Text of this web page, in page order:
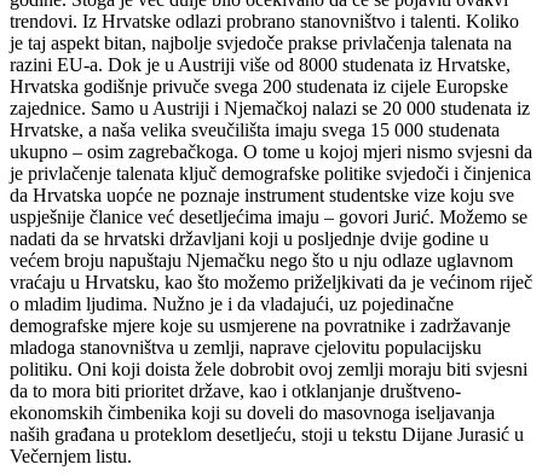
trendovi. Iz Hrvatske odlazi probrano stanovništvo i talenti. Koliko
je taj aspekt bitan, najbolje svjedoče prakse privlačenja talenata na
razini EU-a. Dok je u Austriji više od 8000 studenata iz Hrvatske,
Hrvatska godišnje privuče svega 200 studenata iz cijele Europske
zajednice. Samo u Austriji i Njemačkoj nalazi se 20 000 studenata iz
Hrvatske, a naša velika sveučilišta imaju svega 15 000 studenata
ukupno – osim zagrebačkoga. O tome u kojoj mjeri nismo svjesni da
je privlačenje talenata ključ demografske politike svjedoči i činjenica
da Hrvatska uopće ne poznaje instrument studentske vize koju sve
uspješnije članice već desetljećima imaju – govori Jurić. Možemo se
nadati da se hrvatski državljani koji u posljednje dvije godine u
većem broju napuštaju Njemačku nego što u nju odlaze uglavnom
vraćaju u Hrvatsku, kao što možemo priželjkivati da je većinom riječ
o mladim ljudima. Nužno je i da vladajući, uz pojedinačne
demografske mjere koje su usmjerene na povratnike i zadržavanje
mladoga stanovništva u zemlji, naprave cjelovitu populacijsku
politiku. Oni koji doista žele dobrobit ovoj zemlji moraju biti svjesni
da to mora biti prioritet države, kao i otklanjanje društveno-
ekonomskih čimbenika koji su doveli do masovnoga iseljavanja
naših građana u proteklom desetljeću, stoji u tekstu Dijane Jurasić u
Večernjem listu.